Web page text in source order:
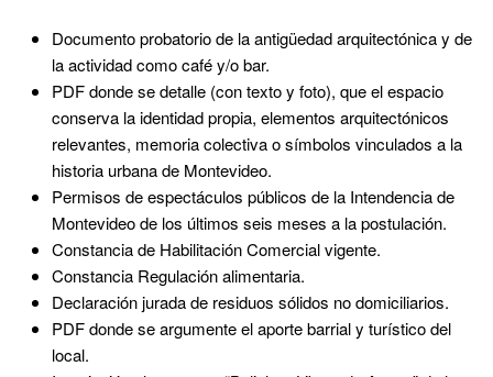
Documento probatorio de la antigüedad arquitectónica y de
la actividad como café y/o bar.
PDF donde se detalle (con texto y foto), que el espacio
conserva la identidad propia, elementos arquitectónicos
relevantes, memoria colectiva o símbolos vinculados a la
historia urbana de Montevideo.
Permisos de espectáculos públicos de la Intendencia de
Montevideo de los últimos seis meses a la postulación.
Constancia de Habilitación Comercial vigente.
Constancia Regulación alimentaria.
Declaración jurada de residuos sólidos no domiciliarios.
PDF donde se argumente el aporte barrial y turístico del
local.